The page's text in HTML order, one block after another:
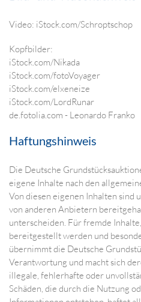
Video: iStock.com/Schroptschop
Kopfbilder:
iStock.com/Nikada
iStock.com/fotoVoyager
iStock.com/elxeneize
iStock.com/LordRunar
de.fotolia.com - Leonardo Franko
Haftungshinweis
Die Deutsche
eigene Inhalte nach den
Von diesen eigenen Inhalten sind
von anderen Anbietern
unterscheiden. Für fremde
bereitgestellt werden und
übernimmt die Deutsche
Verantwortung und macht sich
illegale, fehlerhafte oder
Schäden, die durch die Nutzung